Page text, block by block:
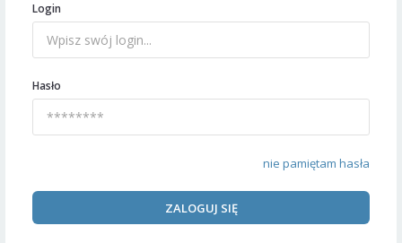
Login
Hasło
nie pamiętam hasła
ZALOGUJ SIĘ